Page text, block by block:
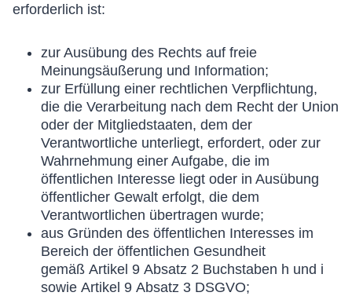
erforderlich ist:
zur Ausübung des Rechts auf freie
Meinungsäußerung und Information;
zur Erfüllung einer rechtlichen Verpflichtung,
die die Verarbeitung nach dem Recht der Union
oder der Mitgliedstaaten, dem der
Verantwortliche unterliegt, erfordert, oder zur
Wahrnehmung einer Aufgabe, die im
öffentlichen Interesse liegt oder in Ausübung
öffentlicher Gewalt erfolgt, die dem
Verantwortlichen übertragen wurde;
aus Gründen des öffentlichen Interesses im
Bereich der öffentlichen Gesundheit
gemäß Artikel 9 Absatz 2 Buchstaben h und i
sowie Artikel 9 Absatz 3 DSGVO;